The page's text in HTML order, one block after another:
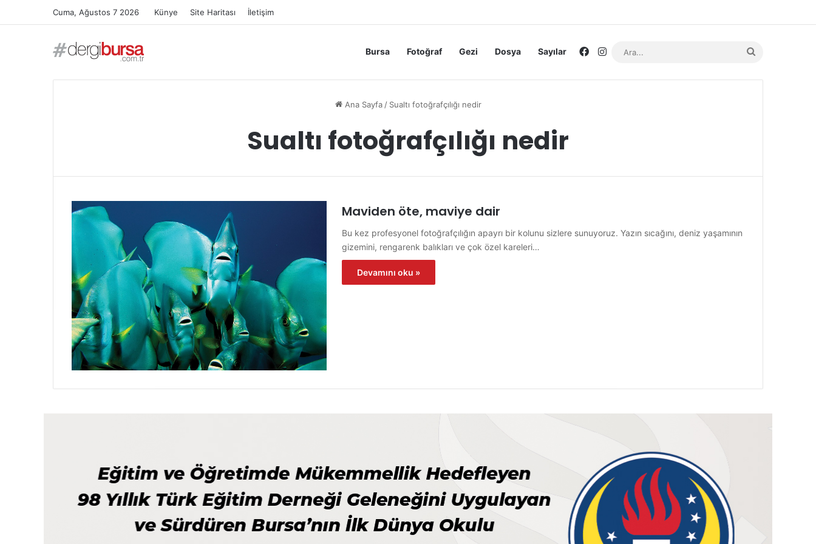
Cuma, Ağustos 7 2026 Künye Site Haritası İletişim
Bursa Fotoğraf Gezi Dosya Sayılar Facebook
Instagram
Ana Sayfa / Sualtı fotoğrafçılığı nedir
Sualtı fotoğrafçılığı nedir
Maviden öte, maviye dair
Bu kez profesyonel fotoğrafçılığın apayrı bir kolunu sizlere sunuyoruz. Yazın sıcağını, deniz yaşamının
gizemini, rengarenk balıkları ve çok özel kareleri…
Devamını oku »